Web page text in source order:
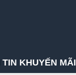
KHUYẾN MÃI